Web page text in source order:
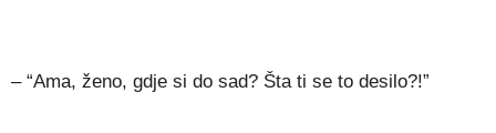
– “Ama, ženo, gdje si do sad? Šta ti se to desilo?!”